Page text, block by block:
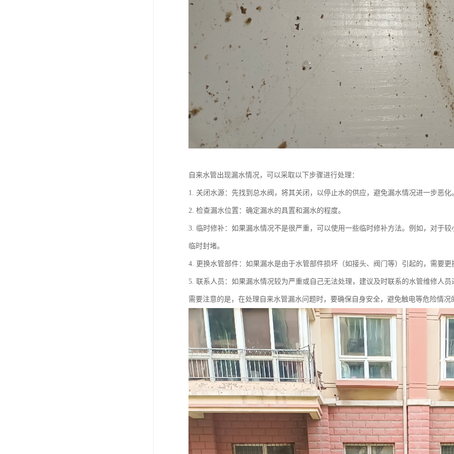
自来水管出现漏水情况，可以采取以下步骤进行处理：
1. 关闭水源：先找到总水阀，将其关闭，以停止水的供应，避免漏水情况进一步恶化
2. 检查漏水位置：确定漏水的具置和漏水的程度。
3. 临时修补：如果漏水情况不是很严重，可以使用一些临时修补方法。例如，对于
临时封堵。
4. 更换水管部件：如果漏水是由于水管部件损坏（如接头、阀门等）引起的，需要更
5. 联系人员：如果漏水情况较为严重或自己无法处理，建议及时联系的水管维修人员
需要注意的是，在处理自来水管漏水问题时，要确保自身安全，避免触电等危险情况